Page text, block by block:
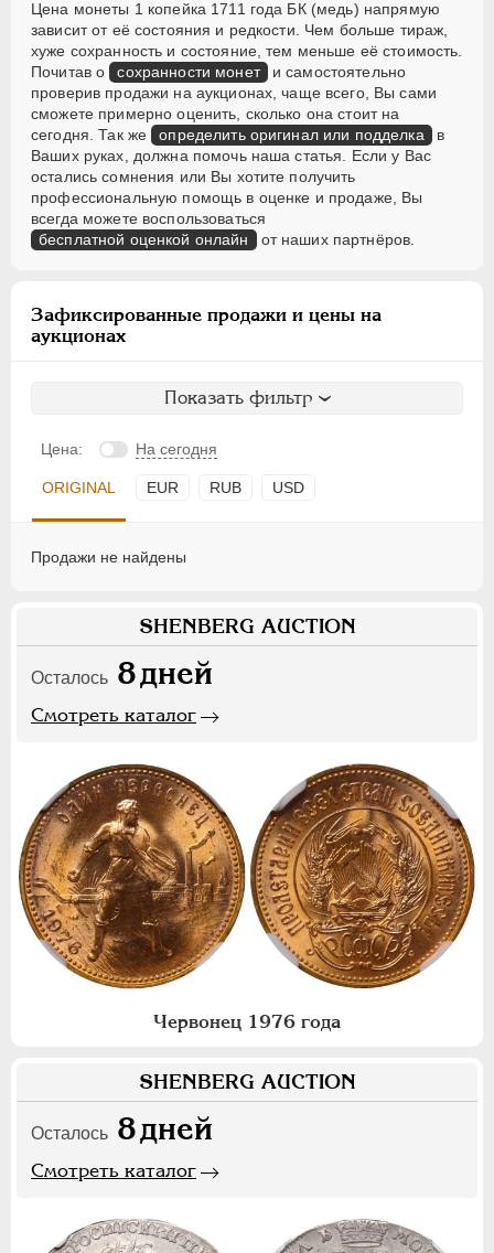
Цена монеты 1 копейка 1711 года БК (медь) напрямую
зависит от её состояния и редкости. Чем больше тираж,
хуже сохранность и состояние, тем меньше её стоимость.
Почитав о сохранности монет и самостоятельно
проверив продажи на аукционах, чаще всего, Вы сами
сможете примерно оценить, сколько она стоит на
сегодня. Так же определить оригинал или подделка в
Ваших руках, должна помочь наша статья. Если у Вас
остались сомнения или Вы хотите получить
профессиональную помощь в оценке и продаже, Вы
всегда можете воспользоваться
бесплатной оценкой онлайн от наших партнёров.
Зафиксированные продажи и цены на
аукционах
Показать фильтр
Цена: На сегодня
ORIGINAL EUR RUB USD
Продажи не найдены
SHENBERG AUCTION
Осталось 8дней
Смотреть каталог
Червонец 1976 года
SHENBERG AUCTION
Осталось 8дней
Смотреть каталог